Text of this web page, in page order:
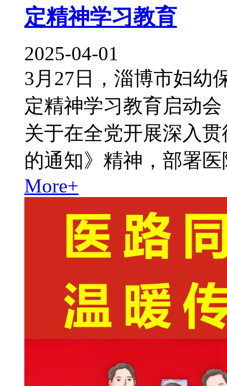
定精神学习教育
2025-04-01
3月27日，淄博市妇幼
定精神学习教育启动
关于在全党开展深入
的通知》精神，部署
More+